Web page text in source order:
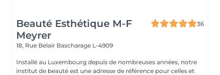
Beauté Esthétique M-F
Meyrer
36
18, Rue Belair Bascharage L-4909
Installé au Luxembourg depuis de nombreuses années, notre
institut de beauté est une adresse de référence pour celles et